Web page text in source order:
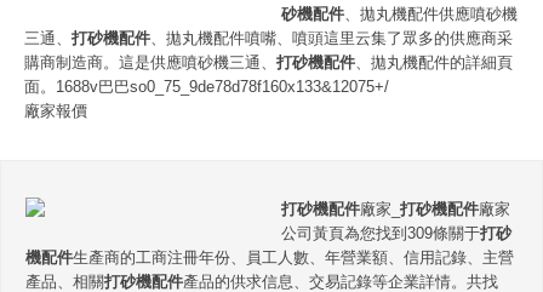
砂機配件、拋丸機配件供應噴砂機
三通、 打砂機配件、拋丸機配件噴嘴、噴頭這里云集了眾多的供應商采
購商制造商。這是供應噴砂機三通、 打砂機配件、拋丸機配件的詳細頁
面。1688v巴巴so0_75_9de78d78f160x133&12075+/
廠家報價
打砂機配件廠家_打砂機配件廠家
公司黃頁為您找到309條關于打砂
機配件生產商的工商注冊年份、員工人數、年營業額、信用記錄、主營
產品、相關打砂機配件產品的供求信息、交易記錄等企業詳情。共找